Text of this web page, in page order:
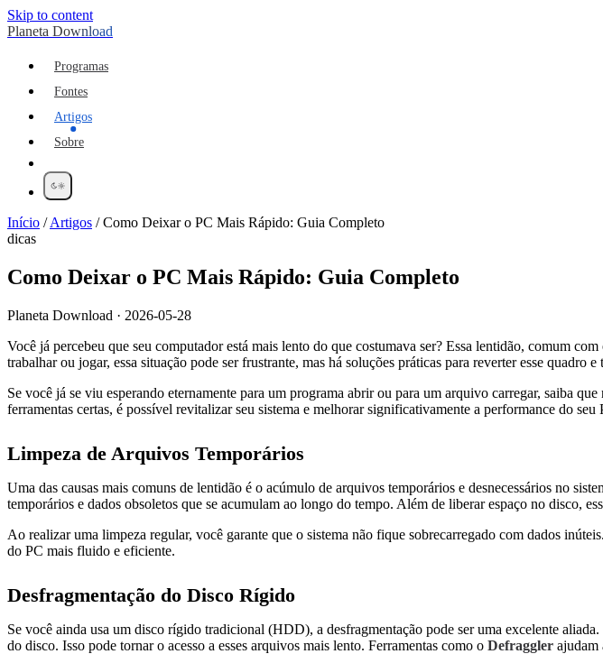
Skip to content
Planeta Download
Programas
Fontes
Artigos
Sobre
Início /Artigos /Como Deixar o PC Mais Rápido: Guia Completo
dicas
Como Deixar o PC Mais Rápido: Guia Completo
Planeta Download · 2026-05-28
Você já percebeu que seu computador está mais lento do que costumava ser? Essa lentidão, comum
trabalhar ou jogar, essa situação pode ser frustrante, mas há soluções práticas para reverter esse quadro e
Se você já se viu esperando eternamente para um programa abrir ou para um arquivo carregar, saiba
ferramentas certas, é possível revitalizar seu sistema e melhorar significativamente a performance do
Limpeza de Arquivos Temporários
Uma das causas mais comuns de lentidão é o acúmulo de arquivos temporários e desnecessários no
temporários e dados obsoletos que se acumulam ao longo do tempo. Além de liberar espaço no disco,
Ao realizar uma limpeza regular, você garante que o sistema não fique sobrecarregado com dados
do PC mais fluido e eficiente.
Desfragmentação do Disco Rígido
Se você ainda usa um disco rígido tradicional (HDD), a desfragmentação pode ser uma excelente
do disco. Isso pode tornar o acesso a esses arquivos mais lento. Ferramentas como o Defraggler ajudam